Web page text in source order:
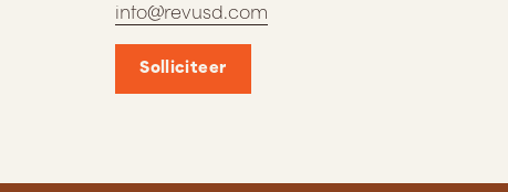
info@revusd.com
Solliciteer